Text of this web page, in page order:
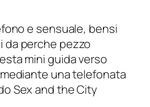
e sensuale, bensi
da perche pezzo
mini guida verso
una telefonata
Sex and the City